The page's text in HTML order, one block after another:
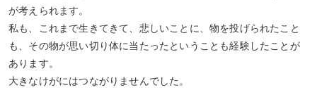
が考えられます。
私も、これまで生きてきて、悲しいことに、物を投げられたこと
も、その物が思い切り体に当たったということも経験したことが
あります。
大きなけがにはつながりませんでした。